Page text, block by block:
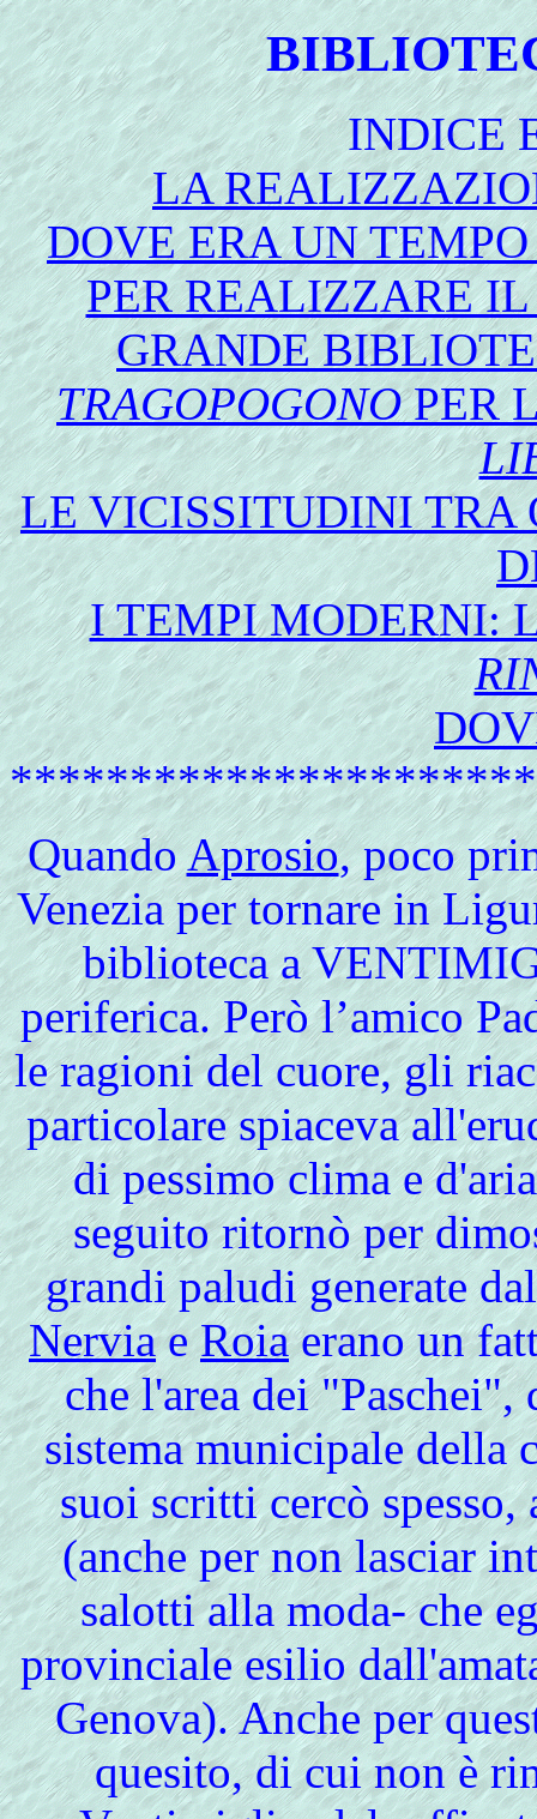
INDICE
LA
DOVE ERA UN
PER REALIZZARE
GRANDE
TRAGOPOGONOPER
LE VICISSITUDINI TRA
I TEMPI MODERNI:
QuandoAprosio, poco
Venezia per tornare in
biblioteca a
periferica. Però l’amico
le ragioni del cuore, gli
particolare spiaceva
di pessimo clima e
seguito ritornò per
grandi paludi generate
NerviaeRoiaerano un
che l'area dei
sistema municipale della
suoi scritti cercò
(anche per non lasciar
salotti alla moda- che
provinciale esilio
Genova). Anche per
quesito, di cui non è